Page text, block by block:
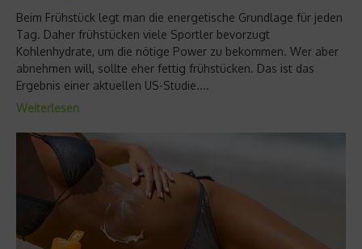
Beim Frühstück legt man die energetische Grundlage für jeden
Tag. Daher frühstücken viele Sportler bevorzugt
Kohlenhydrate, um die nötige Power zu bekommen. Wer aber
abnehmen will, sollte eher fettig frühstücken. Das ist das
Ergebnis einer aktuellen US-Studie....
Weiterlesen